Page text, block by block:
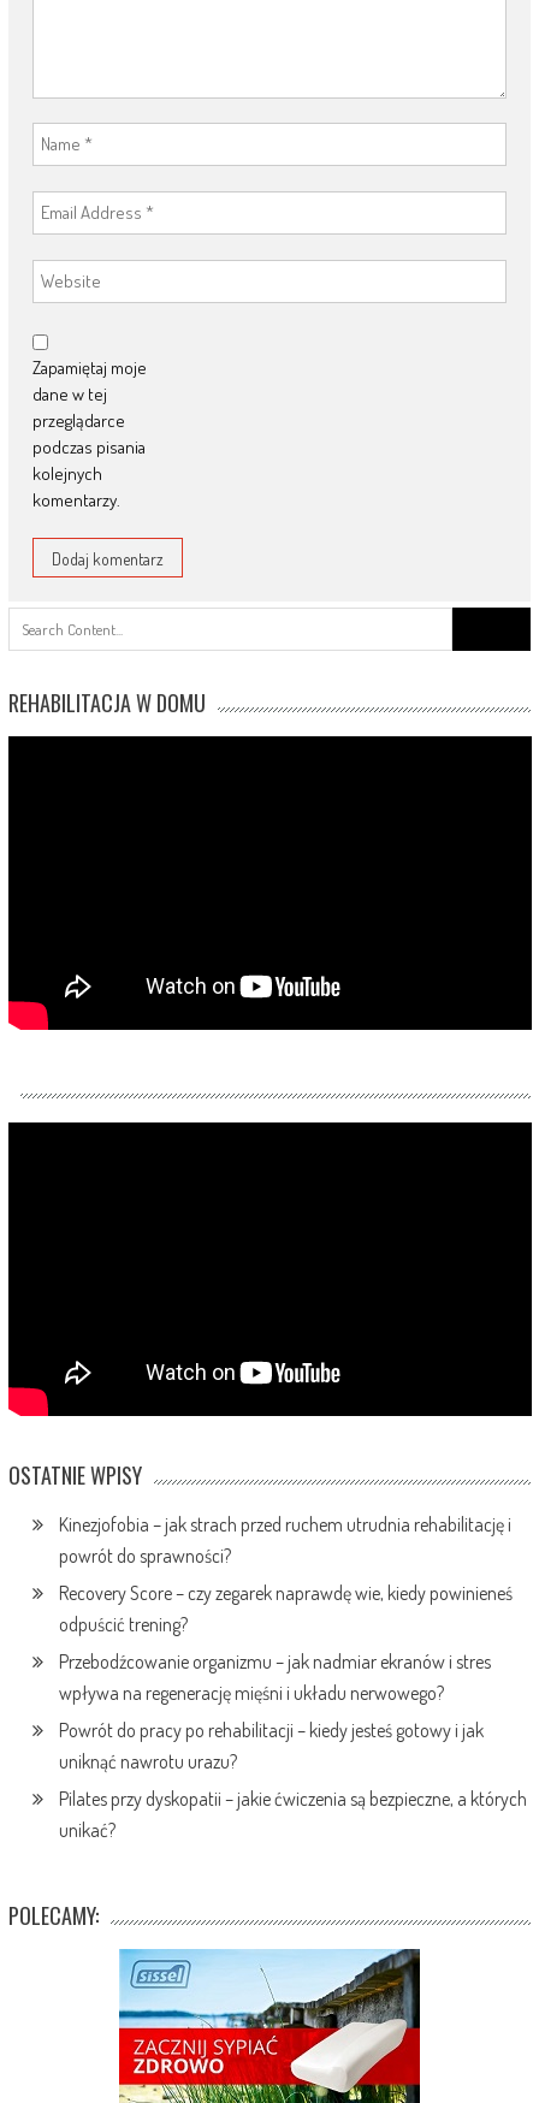
Zapamiętaj moje
dane w tej
przeglądarce
podczas pisania
kolejnych
komentarzy.
REHABILITACJA W DOMU
OSTATNIE WPISY
Kinezjofobia – jak strach przed ruchem utrudnia rehabilitację i
powrót do sprawności?
Recovery Score – czy zegarek naprawdę wie, kiedy powinieneś
odpuścić trening?
Przebodźcowanie organizmu – jak nadmiar ekranów i stres
wpływa na regenerację mięśni i układu nerwowego?
Powrót do pracy po rehabilitacji – kiedy jesteś gotowy i jak
uniknąć nawrotu urazu?
Pilates przy dyskopatii – jakie ćwiczenia są bezpieczne, a których
unikać?
POLECAMY: